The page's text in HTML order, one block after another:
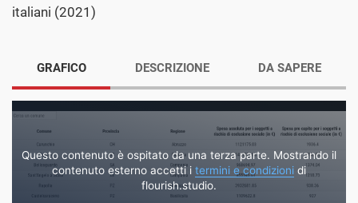
italiani (2021)
GRAFICO
Questo contenuto è ospitato da una terza parte. Mostrando il
contenuto esterno accetti i termini e condizioni di
flourish.studio.
DESCRIZIONE DA SAPERE